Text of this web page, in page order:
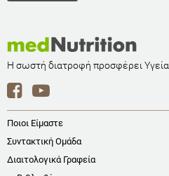
Η σωστή διατροφή προσφέρει Υγεία
Ποιοι Είμαστε
Συντακτική Ομάδα
Διαιτολογικά Γραφεία